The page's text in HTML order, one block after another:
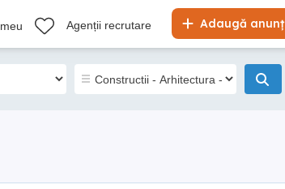
Adaugă anunț
Agenții recrutare